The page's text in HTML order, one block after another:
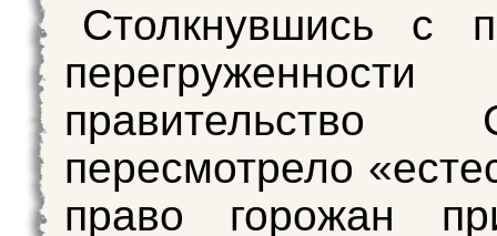
Столкнувшись с
правительство
пересмотрело
право горожан